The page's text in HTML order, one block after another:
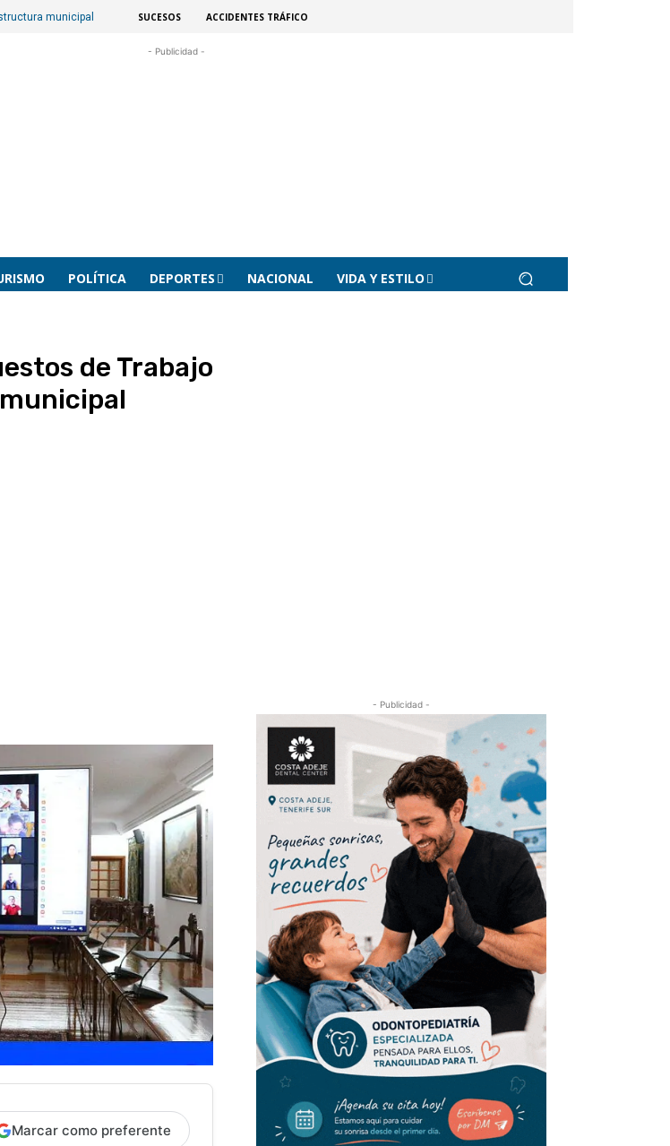
municipal SUCESOS ACCIDENTES TRÁFICO
- Publicidad -
POLÍTICA DEPORTES NACIONAL VIDA Y ESTILO
de Trabajo
Marcar como preferente
- Publicidad -